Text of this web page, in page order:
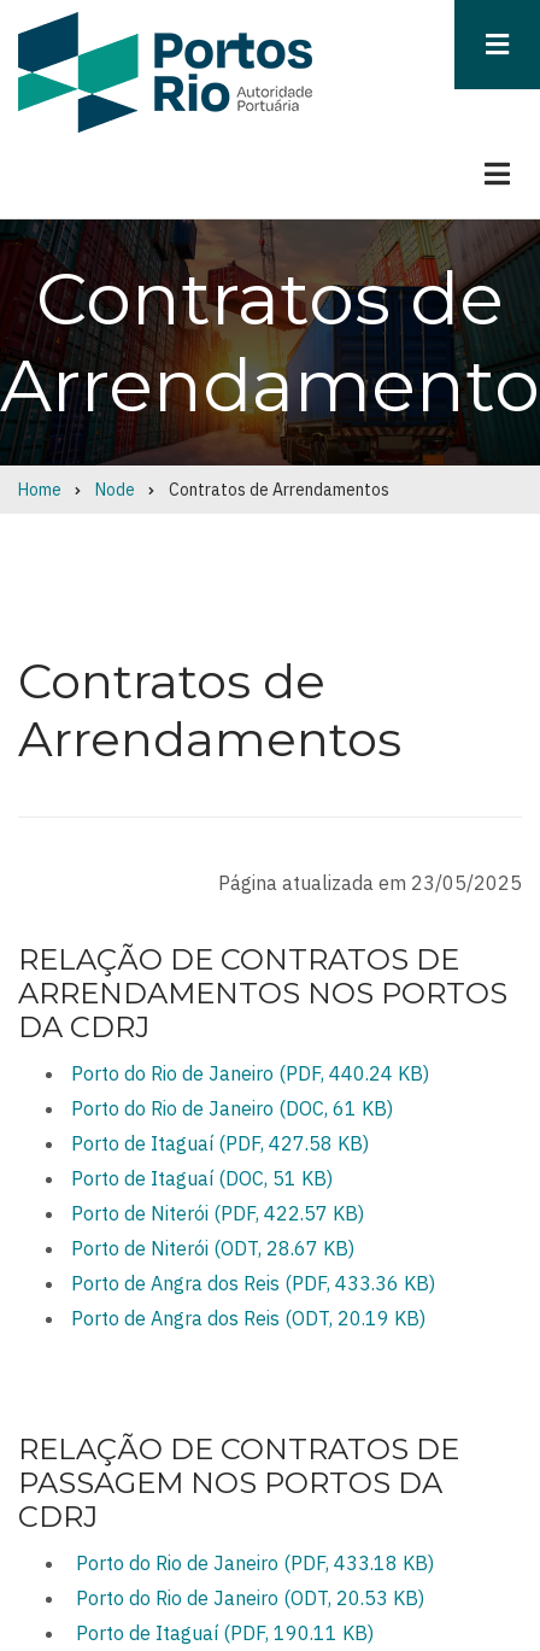
Contratos de
Breadcrumb
Home Node Contratos de Arrendamentos
Contratos de
Arrendamentos
Página atualizada em 23/05/2025
RELAÇÃO DE CONTRATOS DE
ARRENDAMENTOS NOS PORTOS
DA CDRJ
Porto do Rio de Janeiro (PDF, 440.24 KB)
Porto do Rio de Janeiro (DOC, 61 KB)
Porto de Itaguaí (PDF, 427.58 KB)
Porto de Itaguaí (DOC, 51 KB)
Porto de Niterói (PDF, 422.57 KB)
Porto de Niterói (ODT, 28.67 KB)
Porto de Angra dos Reis (PDF, 433.36 KB)
Porto de Angra dos Reis (ODT, 20.19 KB)
RELAÇÃO DE CONTRATOS DE
PASSAGEM NOS PORTOS DA
CDRJ
Porto do Rio de Janeiro (PDF, 433.18 KB)
Porto do Rio de Janeiro (ODT, 20.53 KB)
Porto de Itaguaí (PDF, 190.11 KB)